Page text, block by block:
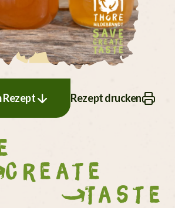
Rezept Rezept drucken
Create
Taste